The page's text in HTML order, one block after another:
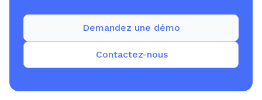
Contactez-nous
Demandez une démo